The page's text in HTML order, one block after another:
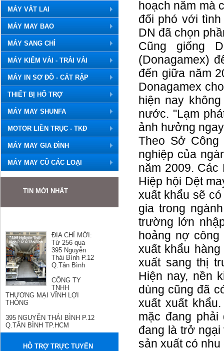
MÁY VẮT LAI
MÁY MAY BAO
MÁY SANG CHỈ
MÁY KIỂM VẢI - TRẢI VẢI
MÁY IN SƠ ĐỒ - CẮT RẬP
THIẾT BỊ HỔ TRỢ
MÁY MAY SHUNFA
MOTOR LIỀN TRỤC - TKĐ
MÁY MAY GIA ĐÌNH
MÁY MAY CŨ CÁC LOẠI
TIN MỚI NHẤT
Từ 256 qua
395 Nguyễn
Thái Bình P.12
Q.Tân Bình
TNHH
THƯƠNG MẠI VĨNH LỢI
THÔNG
Q.TÂN BÌNH TP.HCM
Hotline: Mr Hùng 0989501868
vinhloithong@gmail.com
HỖ TRỢ TRỰC TUYẾN
hoạch năm mà
đối phó với
DN đã chọn
Cũng giống
(Donagamex)
đến giữa năm
Donagamex
hiện nay
nước. "Lạm
ảnh hưởng
Theo Sở
nghiệp của
năm 2009.
Hiệp hội Dệt
xuất khẩu sẽ
gia trong
trường lớn
hoảng nợ
xuất khẩu
xuất sang thị
Hiện nay, nền
dùng cũng đã
xuất xuất
mặc đang
đang là trở
sản xuất có